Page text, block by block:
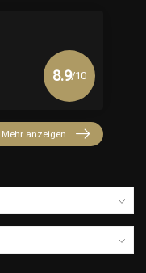
8.9/10
Mehr anzeigen